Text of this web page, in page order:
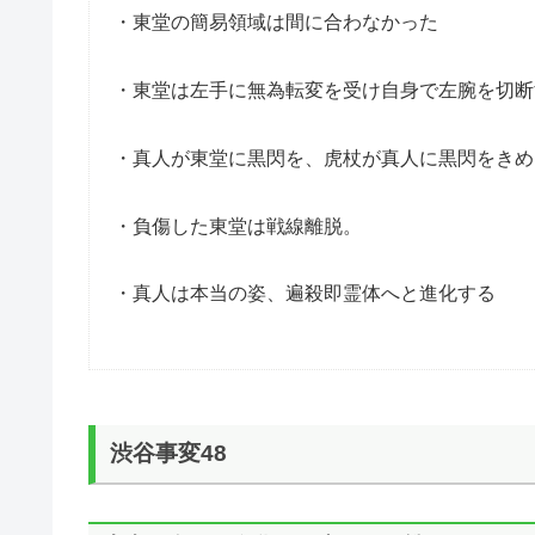
・東堂の簡易領域は間に合わなかった
・東堂は左手に無為転変を受け自身で左腕を切
・真人が東堂に黒閃を、虎杖が真人に黒閃をき
・負傷した東堂は戦線離脱。
・真人は本当の姿、遍殺即霊体へと進化する
渋谷事変48